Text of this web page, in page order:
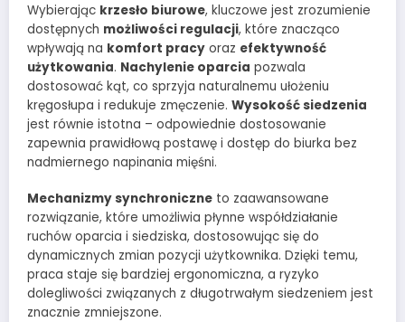
Wybierając krzesło biurowe, kluczowe jest zrozumienie
dostępnych możliwości regulacji, które znacząco
wpływają na komfort pracy oraz efektywność
użytkowania. Nachylenie oparcia pozwala
dostosować kąt, co sprzyja naturalnemu ułożeniu
kręgosłupa i redukuje zmęczenie. Wysokość siedzenia
jest równie istotna – odpowiednie dostosowanie
zapewnia prawidłową postawę i dostęp do biurka bez
nadmiernego napinania mięśni.
Mechanizmy synchroniczne to zaawansowane
rozwiązanie, które umożliwia płynne współdziałanie
ruchów oparcia i siedziska, dostosowując się do
dynamicznych zmian pozycji użytkownika. Dzięki temu,
praca staje się bardziej ergonomiczna, a ryzyko
dolegliwości związanych z długotrwałym siedzeniem jest
znacznie zmniejszone.